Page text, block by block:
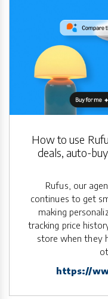
How to use
deals, auto-
Rufus, our
continues to get
making
tracking price
store when they
https://